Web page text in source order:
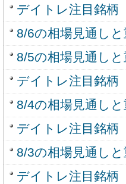
デイトレ注目銘柄
8/6の相場見通し
8/5の相場見通し
デイトレ注目銘柄
8/4の相場見通し
デイトレ注目銘柄
8/3の相場見通し
デイトレ注目銘柄